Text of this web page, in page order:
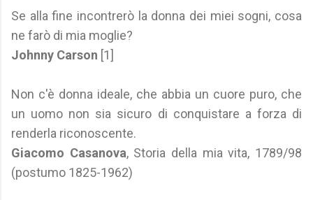
Se alla fine incontrerò la donna dei miei sogni, cosa
ne farò di mia moglie?
Johnny Carson [1]
Non c'è donna ideale, che abbia un cuore puro, che
un uomo non sia sicuro di conquistare a forza di
renderla riconoscente.
Giacomo Casanova, Storia della mia vita, 1789/98
(postumo 1825-1962)